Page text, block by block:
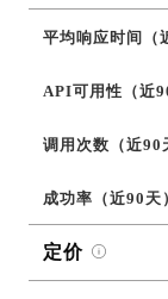
平均响应时间（
API可用性（近
调用次数（近90
成功率（近90天
定价